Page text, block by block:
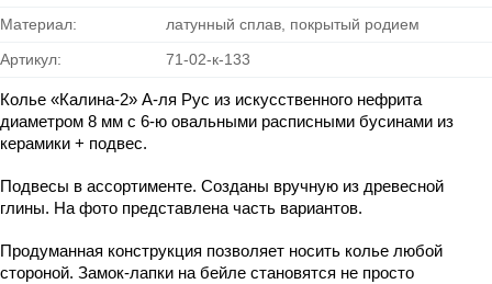
Материал:
латунный сплав, покрытый родием
Артикул:
71-02-к-133
Колье «Калина-2» А-ля Рус из искусственного нефрита
диаметром 8 мм с 6-ю овальными расписными бусинами из
керамики + подвес.
Подвесы в ассортименте. Созданы вручную из древесной
глины. На фото представлена часть вариантов.
Продуманная конструкция позволяет носить колье любой
стороной. Замок-лапки на бейле становятся не просто